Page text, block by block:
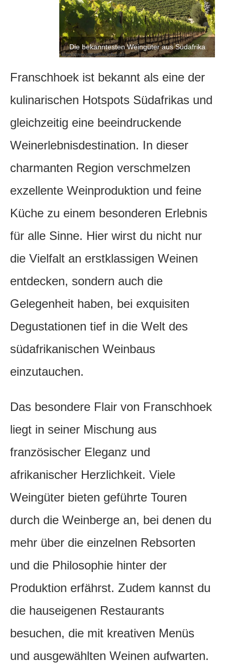
Die bekanntesten Weingüter aus Südafrika
Franschhoek ist bekannt als eine der
kulinarischen Hotspots Südafrikas und
gleichzeitig eine beeindruckende
Weinerlebnisdestination. In dieser
charmanten Region verschmelzen
exzellente Weinproduktion und feine
Küche zu einem besonderen Erlebnis
für alle Sinne. Hier wirst du nicht nur
die Vielfalt an erstklassigen Weinen
entdecken, sondern auch die
Gelegenheit haben, bei exquisiten
Degustationen tief in die Welt des
südafrikanischen Weinbaus
einzutauchen.
Das besondere Flair von Franschhoek
liegt in seiner Mischung aus
französischer Eleganz und
afrikanischer Herzlichkeit. Viele
Weingüter bieten geführte Touren
durch die Weinberge an, bei denen du
mehr über die einzelnen Rebsorten
und die Philosophie hinter der
Produktion erfährst. Zudem kannst du
die hauseigenen Restaurants
besuchen, die mit kreativen Menüs
und ausgewählten Weinen aufwarten.